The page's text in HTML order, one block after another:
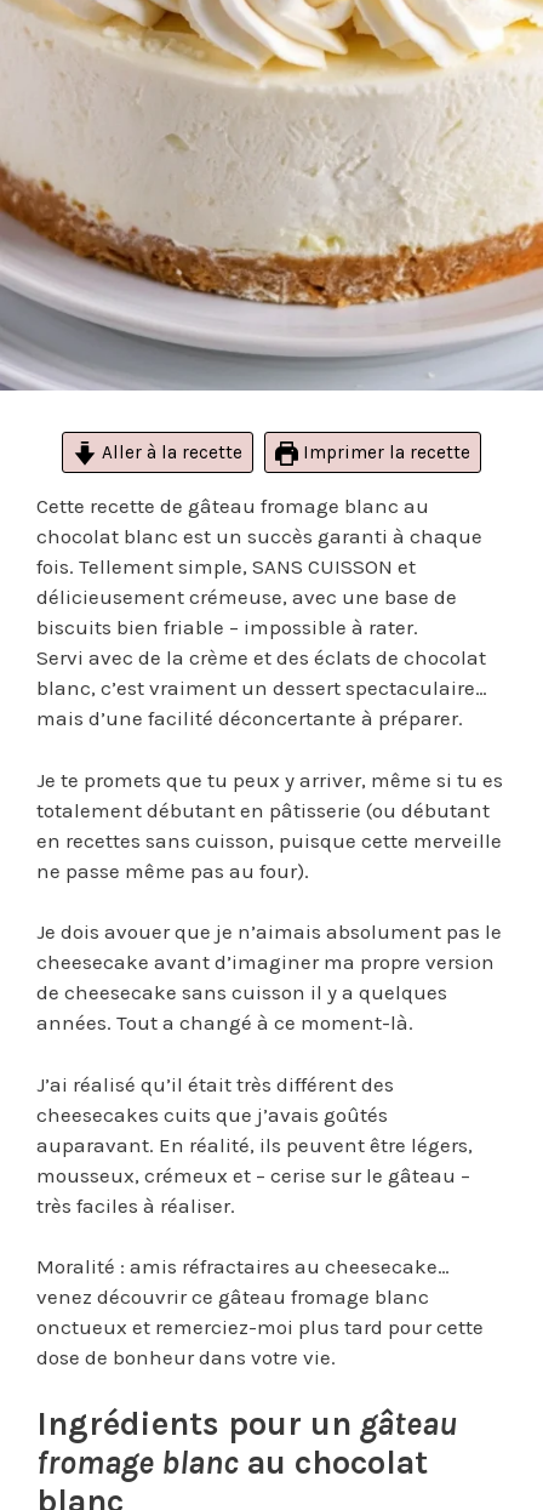
Aller à la recette Imprimer la recette
Cette recette de gâteau fromage blanc au
chocolat blanc est un succès garanti à chaque
fois. Tellement simple, SANS CUISSON et
délicieusement crémeuse, avec une base de
biscuits bien friable – impossible à rater.
Servi avec de la crème et des éclats de chocolat
blanc, c’est vraiment un dessert spectaculaire…
mais d’une facilité déconcertante à préparer.
Je te promets que tu peux y arriver, même si tu es
totalement débutant en pâtisserie (ou débutant
en recettes sans cuisson, puisque cette merveille
ne passe même pas au four).
Je dois avouer que je n’aimais absolument pas le
cheesecake avant d’imaginer ma propre version
de cheesecake sans cuisson il y a quelques
années. Tout a changé à ce moment-là.
J’ai réalisé qu’il était très différent des
cheesecakes cuits que j’avais goûtés
auparavant. En réalité, ils peuvent être légers,
mousseux, crémeux et – cerise sur le gâteau –
très faciles à réaliser.
Moralité : amis réfractaires au cheesecake…
venez découvrir ce gâteau fromage blanc
onctueux et remerciez-moi plus tard pour cette
dose de bonheur dans votre vie.
Ingrédients pour un gâteau
fromage blanc au chocolat
blanc